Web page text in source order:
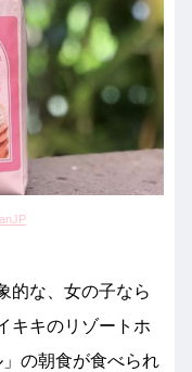
的な、女の子なら
キキのリゾートホ
の朝食が食べられ